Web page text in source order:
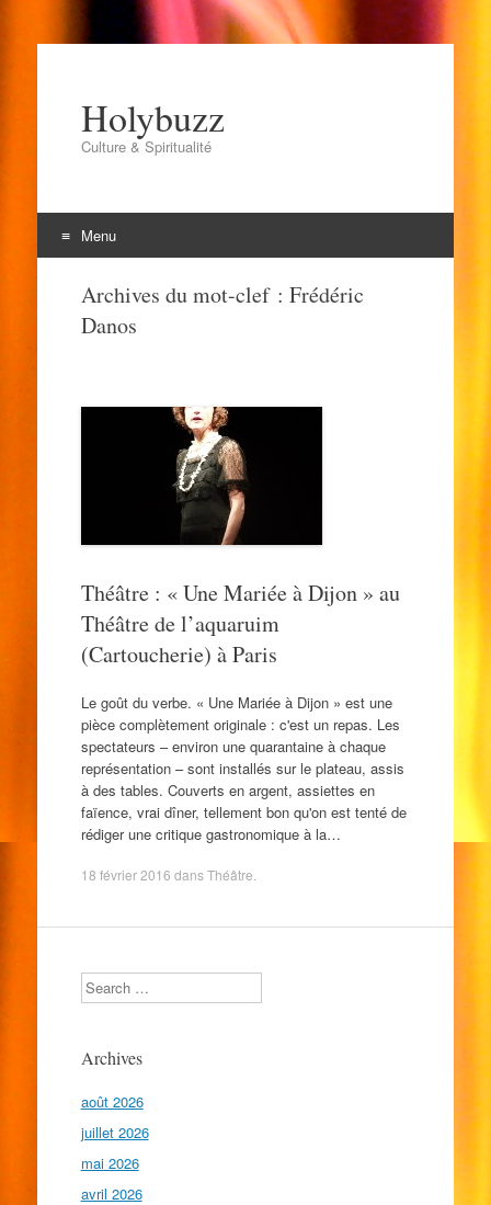
Holybuzz
Culture & Spiritualité
Menu
contenu
Archives du mot-clef : Frédéric
Danos
Théâtre : « Une Mariée à Dijon » au
Théâtre de l’aquaruim
(Cartoucherie) à Paris
Le goût du verbe. « Une Mariée à Dijon » est une
pièce complètement originale : c'est un repas. Les
spectateurs – environ une quarantaine à chaque
représentation – sont installés sur le plateau, assis
à des tables. Couverts en argent, assiettes en
faïence, vrai dîner, tellement bon qu'on est tenté de
rédiger une critique gastronomique à la…
18 février 2016 dansThéâtre
Search
Archives
août 2026
juillet 2026
mai 2026
avril 2026